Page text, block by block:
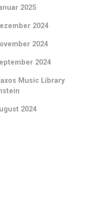
2025
2024
2024
2024
Music Library
2024